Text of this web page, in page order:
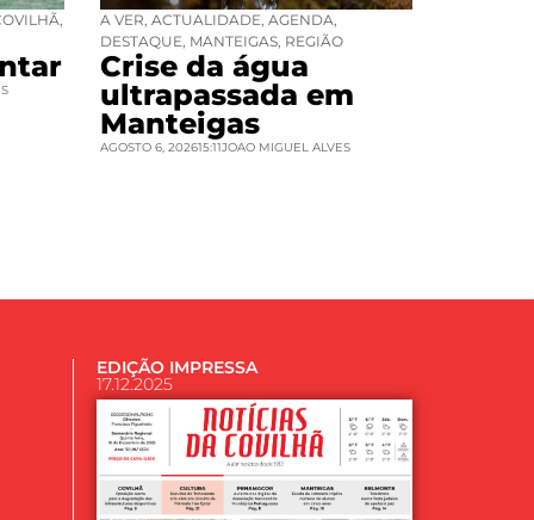
,
A VER, ACTUALIDADE, AGENDA,
DESTAQUE, MANTEIGAS, REGIÃO
Crise da água
ultrapassada em
Manteigas
AGOSTO 6, 202615:11JOAO MIGUEL ALVES
EDIÇÃO IMPRESSA
17.12.2025